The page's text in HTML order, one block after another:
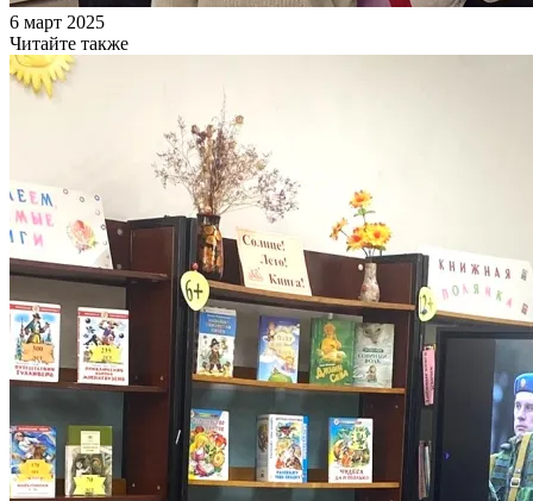
6 март 2025
Читайте также